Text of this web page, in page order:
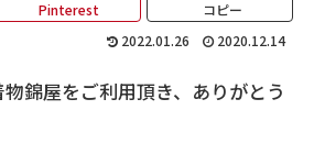
Pinterest
コピー
2022.01.26
2020.12.14
錦屋をご利用頂き、ありがとう